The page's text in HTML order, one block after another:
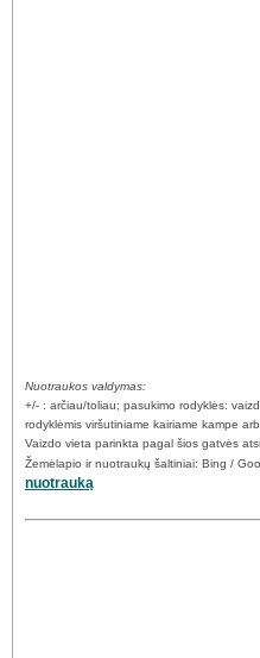
Nuotraukos valdymas:
+/- : arčiau/toliau; pasukimo rodyklės:
rodyklėmis viršutiniame kairiame kampe
Vaizdo vieta parinkta pagal šios gatvės
Žemėlapio ir nuotraukų šaltiniai: Bing /
nuotrauką